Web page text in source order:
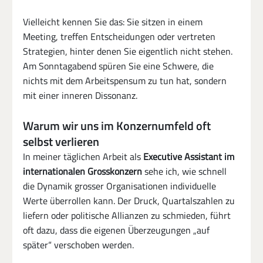
Vielleicht kennen Sie das: Sie sitzen in einem
Meeting, treffen Entscheidungen oder vertreten
Strategien, hinter denen Sie eigentlich nicht stehen.
Am Sonntagabend spüren Sie eine Schwere, die
nichts mit dem Arbeitspensum zu tun hat, sondern
mit einer inneren Dissonanz.
Warum wir uns im Konzernumfeld oft
selbst verlieren
In meiner täglichen Arbeit als Executive Assistant im
internationalen Grosskonzern sehe ich, wie schnell
die Dynamik grosser Organisationen individuelle
Werte überrollen kann. Der Druck, Quartalszahlen zu
liefern oder politische Allianzen zu schmieden, führt
oft dazu, dass die eigenen Überzeugungen „auf
später“ verschoben werden.